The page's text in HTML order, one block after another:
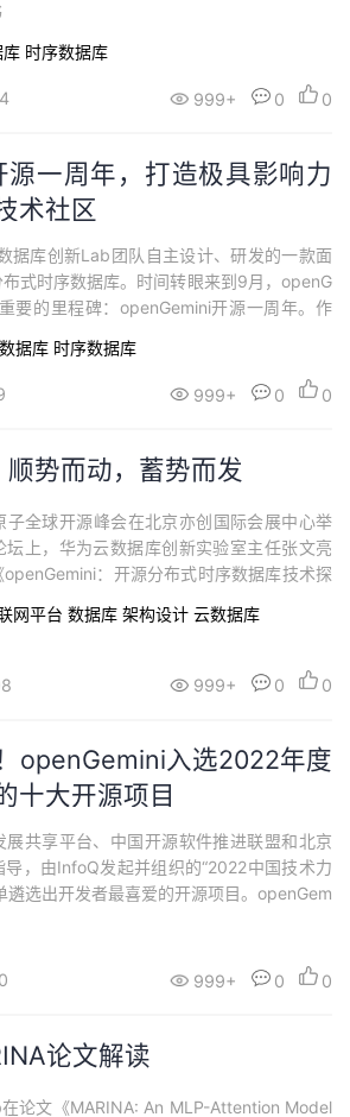
库 时序数据库
999+ 0 0
一周年，打造极具影响力
术社区
据库创新Lab团队自主设计、研发的一款面
式时序数据库。时间转眼来到9月，openG
要的里程碑：openGemini开源一周年。作
业提供了强大的时序数据存储和分析解决
数据库 时序数据库
999+ 0 0
势而动，蓄势而发
全球开源峰会在北京亦创国际会展中心举
上，华为云数据库创新实验室主任张文亮
：开源分布式时序数据库技术探
网平台 数据库 架构设计 云数据库
999+ 0 0
openGemini入选2022年度
十大开源项目
共享平台、中国开源软件推进联盟和北京
，由InfoQ发起并组织的“2022中国技术力
遴选出开发者最喜爱的开源项目。openGem
业数字化转型带来效率提升、成本降低、
益而名列其中。
999+ 0 0
论文解读
论文《MARINA: An MLP-Attention Model